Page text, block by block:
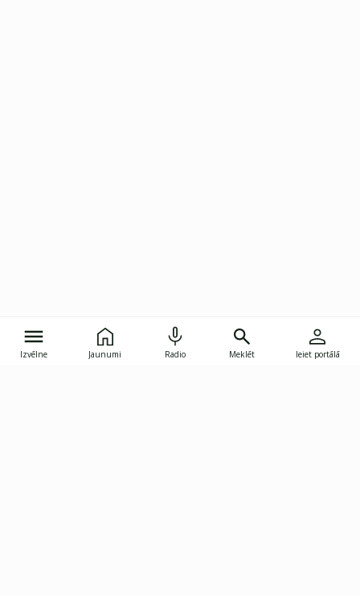
Izvēlne Jaunumi Radio Meklēt Ieiet portālā